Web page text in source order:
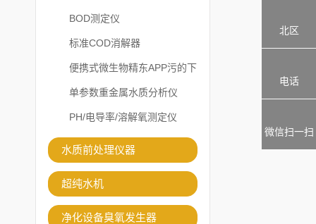
BOD测定仪
标准COD消解器
便携式微生物精东APP污的下
载安装
单参数重金属水质分析仪
PH/电导率/溶解氧测定仪
水质前处理仪器
超纯水机
净化设备臭氧发生器
北区
电话
微信扫一扫